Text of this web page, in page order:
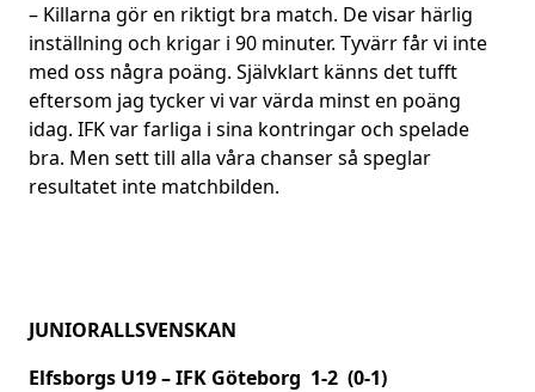
– Killarna gör en riktigt bra match. De visar härlig
inställning och krigar i 90 minuter. Tyvärr får vi inte
med oss några poäng. Självklart känns det tufft
eftersom jag tycker vi var värda minst en poäng
idag. IFK var farliga i sina kontringar och spelade
bra. Men sett till alla våra chanser så speglar
resultatet inte matchbilden.
JUNIORALLSVENSKAN
Elfsborgs U19 – IFK Göteborg 1-2 (0-1)